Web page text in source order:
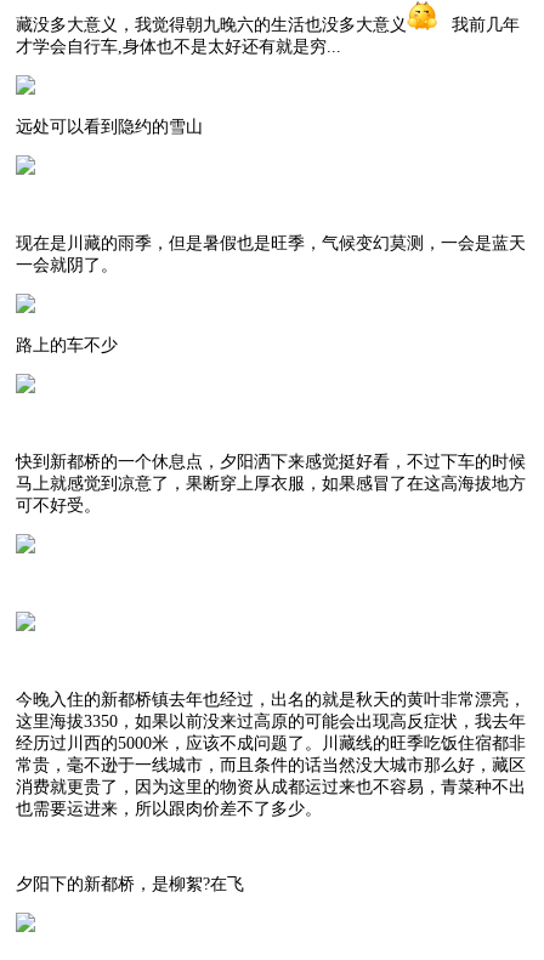
藏没多大意义，我觉得朝九晚六的生活也没多大意义
我前几年
才学会自行车,身体也不是太好还有就是穷...
远处可以看到隐约的雪山
现在是川藏的雨季，但是暑假也是旺季，气候变幻莫测，一会是蓝天
一会就阴了。
路上的车不少
快到新都桥的一个休息点，夕阳洒下来感觉挺好看，不过下车的时候
马上就感觉到凉意了，果断穿上厚衣服，如果感冒了在这高海拔地方
可不好受。
今晚入住的新都桥镇去年也经过，出名的就是秋天的黄叶非常漂亮，
这里海拔3350，如果以前没来过高原的可能会出现高反症状，我去年
经历过川西的5000米，应该不成问题了。川藏线的旺季吃饭住宿都非
常贵，毫不逊于一线城市，而且条件的话当然没大城市那么好，藏区
消费就更贵了，因为这里的物资从成都运过来也不容易，青菜种不出
也需要运进来，所以跟肉价差不了多少。
夕阳下的新都桥，是柳絮?在飞